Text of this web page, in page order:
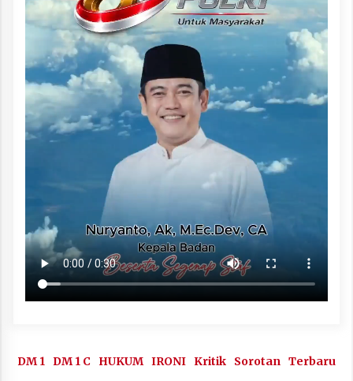
DM 1 DM 1 C HUKUM IRONI Kritik Sorotan Terbaru